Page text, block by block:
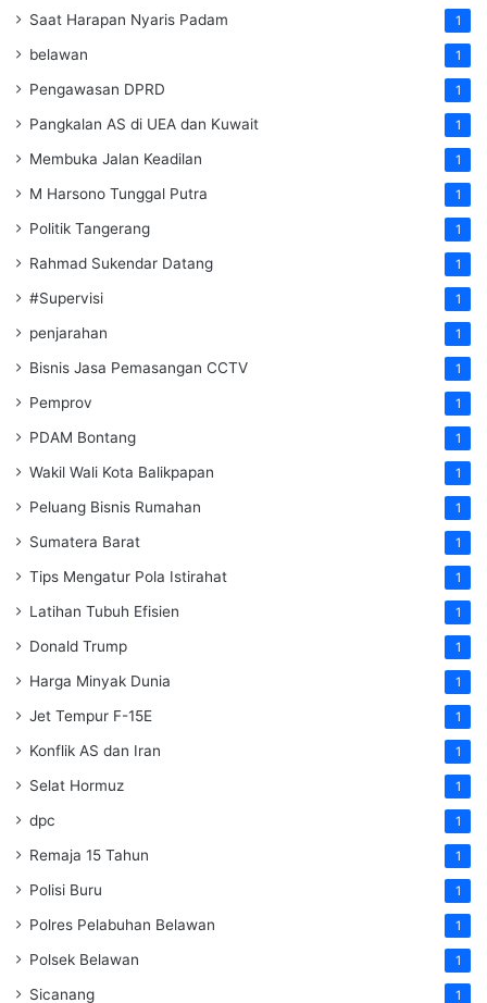
Saat Harapan Nyaris Padam 1
belawan 1
Pengawasan DPRD 1
Pangkalan AS di UEA dan Kuwait 1
Membuka Jalan Keadilan 1
M Harsono Tunggal Putra 1
Politik Tangerang 1
Rahmad Sukendar Datang 1
#Supervisi 1
penjarahan 1
Bisnis Jasa Pemasangan CCTV 1
Pemprov 1
PDAM Bontang 1
Wakil Wali Kota Balikpapan 1
Peluang Bisnis Rumahan 1
Sumatera Barat 1
Tips Mengatur Pola Istirahat 1
Latihan Tubuh Efisien 1
Donald Trump 1
Harga Minyak Dunia 1
Jet Tempur F-15E 1
Konflik AS dan Iran 1
Selat Hormuz 1
dpc 1
Remaja 15 Tahun 1
Polisi Buru 1
Polres Pelabuhan Belawan 1
Polsek Belawan 1
Sicanang 1